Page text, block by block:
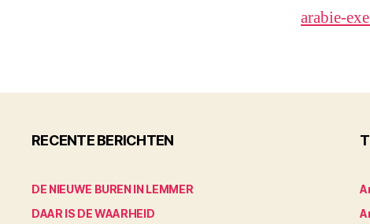
arabie-
RECENTE BERICHTEN
DE NIEUWE BUREN IN LEMMER
DAAR IS DE WAARHEID